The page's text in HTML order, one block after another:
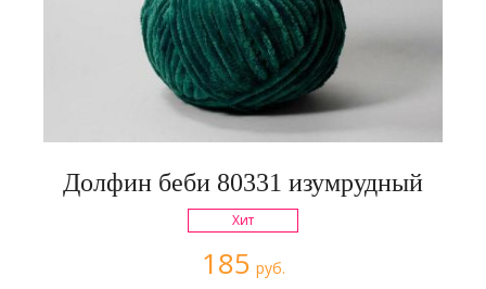
Долфин беби 80331 изумрудный
Хит
185 руб.